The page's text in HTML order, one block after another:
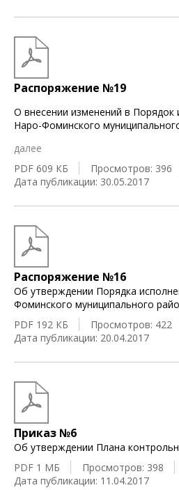
Распоряжение №19
О внесении изменений в
Наро-Фоминского
далее
PDF 609 КБ
Просмотров: 396
Дата публикации: 30.05.2017
Распоряжение №16
Об утверждении Порядка
Фоминского муниципального
PDF 192 КБ
Просмотров: 422
Дата публикации: 20.04.2017
Приказ №6
Об утверждении Плана
PDF 1 МБ
Просмотров: 398
Дата публикации: 11.04.2017